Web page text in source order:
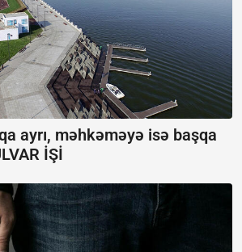
ayrı, məhkəməyə isə başqa
İŞİ